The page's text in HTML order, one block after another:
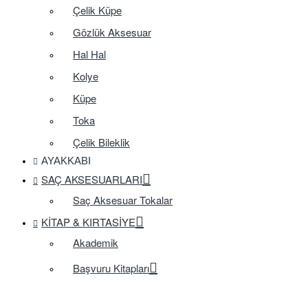
Çelik Küpe
Gözlük Aksesuar
Hal Hal
Kolye
Küpe
Toka
Çelik Bileklik
AYAKKABI
SAÇ AKSESUARLARI
Saç Aksesuar Tokalar
KITAP & KIRTASIYE
Akademik
Başvuru Kitapları